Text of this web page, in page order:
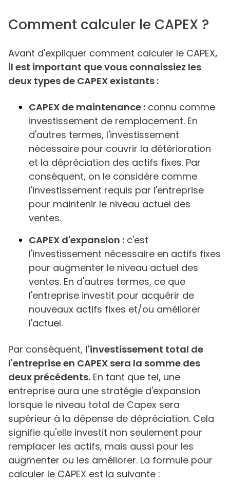
Comment calculer le CAPEX ?
Avant d'expliquer comment calculer le CAPEX,
il est important que vous connaissiez les
deux types de CAPEX existants :
CAPEX de maintenance : connu comme
investissement de remplacement. En
d'autres termes, l'investissement
nécessaire pour couvrir la détérioration
et la dépréciation des actifs fixes. Par
conséquent, on le considère comme
l'investissement requis par l'entreprise
pour maintenir le niveau actuel des
ventes.
CAPEX d'expansion : c'est
l'investissement nécessaire en actifs fixes
pour augmenter le niveau actuel des
ventes. En d'autres termes, ce que
l'entreprise investit pour acquérir de
nouveaux actifs fixes et/ou améliorer
l'actuel.
Par conséquent, l'investissement total de
l'entreprise en CAPEX sera la somme des
deux précédents. En tant que tel, une
entreprise aura une stratégie d'expansion
lorsque le niveau total de Capex sera
supérieur à la dépense de dépréciation. Cela
signifie qu'elle investit non seulement pour
remplacer les actifs, mais aussi pour les
augmenter ou les améliorer. La formule pour
calculer le CAPEX est la suivante :